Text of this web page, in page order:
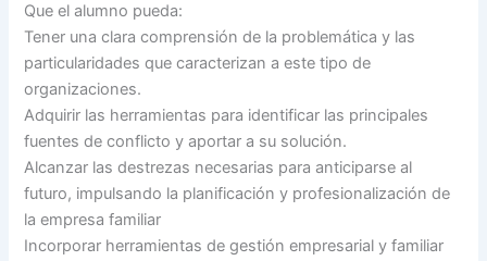
Que el alumno pueda:
Tener una clara comprensión de la problemática y las
particularidades que caracterizan a este tipo de
organizaciones.
Adquirir las herramientas para identificar las principales
fuentes de conflicto y aportar a su solución.
Alcanzar las destrezas necesarias para anticiparse al
futuro, impulsando la planificación y profesionalización de
la empresa familiar
Incorporar herramientas de gestión empresarial y familiar